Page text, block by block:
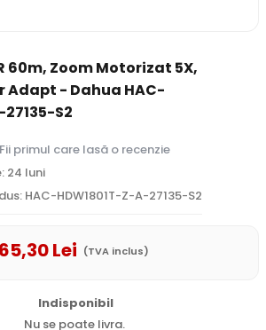
60m, Zoom Motorizat 5X,
Adapt - Dahua HAC-
S2
Fii primul care lasă o recenzie
24 luni
HAC-HDW1801T-Z-A-27135-S2
,30Lei (TVA inclus)
Indisponibil
Nu se poate livra.